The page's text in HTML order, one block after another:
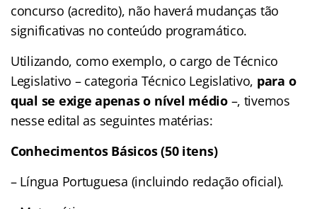
concurso (acredito), não haverá mudanças tão
significativas no conteúdo programático.
Utilizando, como exemplo, o cargo de Técnico
Legislativo – categoria Técnico Legislativo, para o
qual se exige apenas o nível médio –, tivemos
nesse edital as seguintes matérias:
Conhecimentos Básicos (50 itens)
– Língua Portuguesa (incluindo redação oficial).